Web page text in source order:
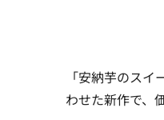
「安納芋のス
わせた新作で、